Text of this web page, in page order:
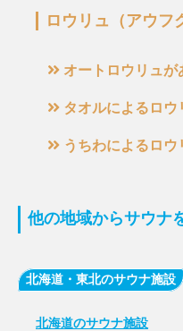
ロウリュ（アウフ
オートロウリュが
タオルによるロ
うちわによるロ
他の地域からサウナ
北海道・東北のサウナ施設
北海道のサウナ施設